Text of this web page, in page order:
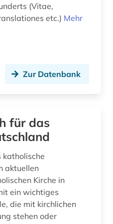
einheitsübersetzung (1)
(Vitae,
etc.) Mehr
Zur Datenbank
für das
katholische
aktuellen
Kirche in
ein wichtiges
die mit kirchlichen
stehen oder